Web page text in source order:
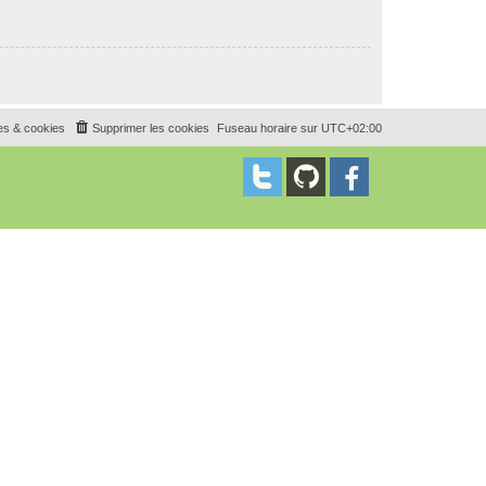
Fuseau horaire sur UTC+02:00
Supprimer les cookies
& cookies